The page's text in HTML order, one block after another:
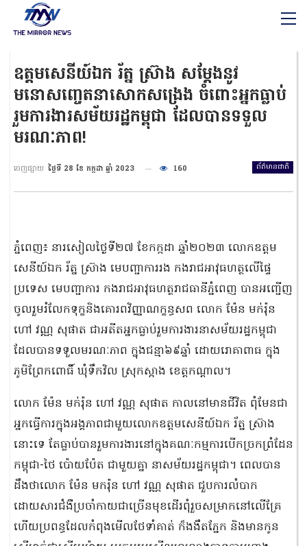
ឧត្តមសេនីយ៍ឯក រ័ត្ន ស្រ៊ាង សម្តែងនូវ
មនោសញ្ចេតនាសោកសង្រេង ចំពោះអ្នកធ្លាប់
រួមការងារសម័យរដ្ឋកម្ពុជា ដែលបានទទួល
មរណៈភាព!
ព័ត៌មានជាតិ
ចេញផ្សាយ ថ្ងៃទី 28 ខែ កក្កដា ឆ្នាំ 2023 160
ភ្នំពេញ៖ នារសៀលថ្ងៃទី២៧ ខែកក្កដា ឆ្នាំ២០២៣ លោកឧត្តម
សេនីយ៍ឯក រ័ត្ន ស្រ៊ាង មេបញ្ជាការរង កងរាជអាវុធហត្ថលើផ្ទៃ
ប្រទេស មេបញ្ជាការ កងរាជអាវុធហត្ថរាជធានីភ្នំពេញ បានអញ្ជើញ
ចូលរួមរំលែកទុក្ខនិងគោរពវិញ្ញាណក្ខន្ធសព លោក ម៉ែន មក់រ៉ុន
ហៅ វណ្ណ សុផាត ជាអតីតអ្នកធ្លាប់រួមការងារនាសម័យរដ្ឋកម្ពុជា
ដែលបានទទួលមរណៈភាព ក្នុងជន្មា៦៩ឆ្នាំ ដោយរោគាពាធ ក្នុង
ភូមិព្រែកពោធិ៍ ឃុំទឹកវិល ស្រុកស្អាង ខេត្តកណ្តាល។
លោក ម៉ែន មក់រ៉ុន ហៅ វណ្ណ សុផាត កាលនៅមានជីវិត ពុំមែនជា
អ្នកធ្វើការក្នុងអង្គភាពជាមួយលោកឧត្តមសេនីយ៍ឯក រ័ត្ន ស៊្រាង
នោះទេ តែធ្លាប់បានរួមការងារនៅក្នុងគណៈកម្មការបើកច្រកព្រំដែន
កម្ពុជា-ថៃ ប៉ោយប៉ែត ជាមួយគ្នា នាសម័យរដ្ឋកម្ពុជា។ ពេលបាន
ដឹងថាលោក ម៉ែន មករ៉ុន ហៅ វណ្ណ សុផាត ជួបការលំបាក
ដោយសារជំងឺប្រចាំកាយជាច្រើនមុខដើរពុំរួចសម្រាកនៅលើគ្រែ
ហើយប្រពន្ធដែលកំពុងមើលថែទាំគាត់ ក៏ងងឹតភ្នែក និងមានកូន